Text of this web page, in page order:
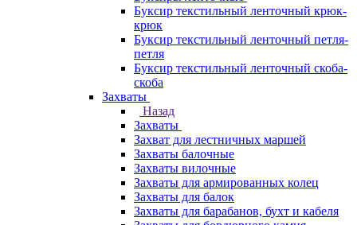
Буксир текстильный ленточный крюк-
крюк
Буксир текстильный ленточный петля-
петля
Буксир текстильный ленточный скоба-
скоба
Захваты
Назад
Захваты
Захват для лестничных маршей
Захваты балочные
Захваты вилочные
Захваты для армированных колец
Захваты для балок
Захваты для барабанов, бухт и кабеля